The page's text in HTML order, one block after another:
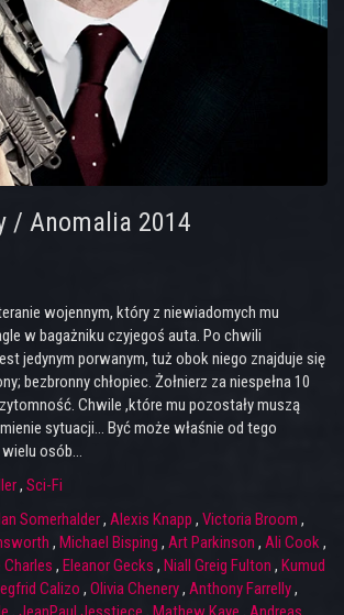
/ Anomalia 2014
wojennym, który z niewiadomych mu
w bagażniku czyjegoś auta. Po chwili
jedynym porwanym, tuż obok niego znajduje się
bezbronny chłopiec. Żołnierz za niespełna 10
Chwile ,które mu pozostały muszą
sytuacji... Być może właśnie od tego
osób...
, Sci-Fi
Somerhalder, Alexis Knapp , Victoria Broom ,
, Michael Bisping , Art Parkinson , Ali Cook,
Charles , Eleanor Gecks , Niall Greig Fulton , Kumud
Calizo , Olivia Chenery, Anthony Farrelly,